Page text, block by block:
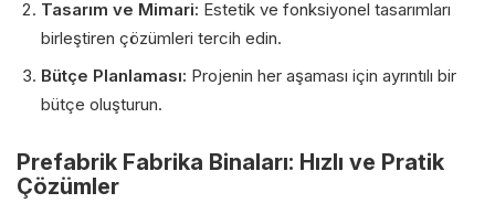
Tasarım ve Mimari: Estetik ve fonksiyonel tasarımları
birleştiren çözümleri tercih edin.
Bütçe Planlaması: Projenin her aşaması için ayrıntılı bir
bütçe oluşturun.
Prefabrik Fabrika Binaları: Hızlı ve Pratik
Çözümler